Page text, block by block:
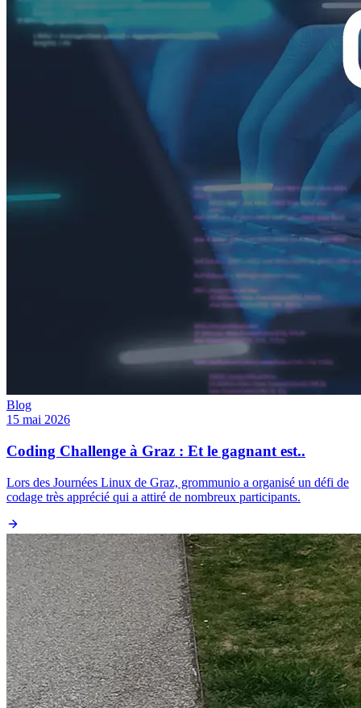
Blog
15 mai 2026
Coding Challenge à Graz : Et le gagnant est..
Lors des Journées Linux de Graz, grommunio a organisé un défi de
codage très apprécié qui a attiré de nombreux participants.